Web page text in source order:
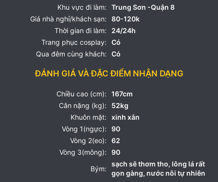
Khu vực đi làm:
Trung Sơn -Quận 8
Giá nhà nghỉ/khách sạn:
80-120k
Thời gian đi làm:
24/24h
Trang phục cosplay:
Có
Qua đêm cùng khách:
Có
ĐÁNH GIÁ VÀ ĐẶC ĐIỂM NHẬN DẠNG
Chiều cao (cm):
167cm
Cân nặng (kg):
52kg
Khuôn mặt:
xinh xắn
Vòng 1(ngực):
90
Vòng 2(eo):
62
Vòng 3(mông):
90
Bým:
sạch sẽ thơm tho, lông lá rất
gọn gàng, nước nôi tự nhiên